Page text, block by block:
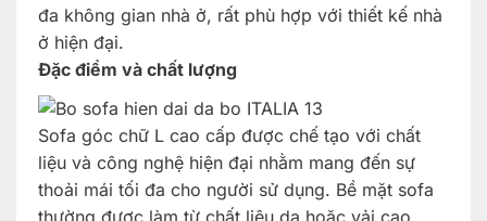
đa không gian nhà ở, rất phù hợp với thiết kế nhà
ở hiện đại.
Đặc điểm và chất lượng
Sofa góc chữ L cao cấp được chế tạo với chất
liệu và công nghệ hiện đại nhằm mang đến sự
thoải mái tối đa cho người sử dụng. Bề mặt sofa
thường được làm từ chất liệu da hoặc vải cao